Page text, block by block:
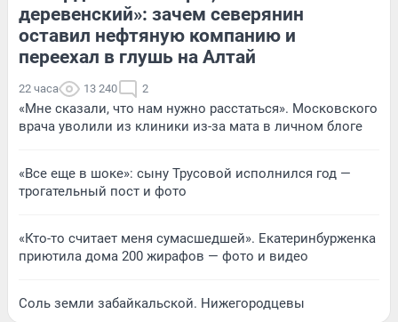
деревенский»: зачем северянин
оставил нефтяную компанию и
переехал в глушь на Алтай
22 часа 13 240 2
«Мне сказали, что нам нужно расстаться». Московского
врача уволили из клиники из-за мата в личном блоге
«Все еще в шоке»: сыну Трусовой исполнился год —
трогательный пост и фото
«Кто-то считает меня сумасшедшей». Екатеринбурженка
приютила дома 200 жирафов — фото и видео
Соль земли забайкальской. Нижегородцевы